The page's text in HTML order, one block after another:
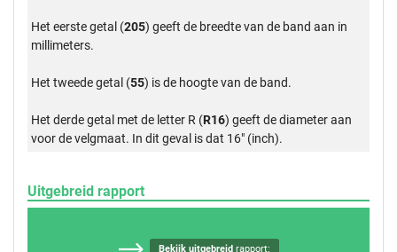
Het eerste getal (205) geeft de breedte van de band aan in
millimeters.
Het tweede getal (55) is de hoogte van de band.
Het derde getal met de letter R (R16) geeft de diameter aan
voor de velgmaat. In dit geval is dat 16" (inch).
Uitgebreid rapport
Bekijk uitgebreid rapport: